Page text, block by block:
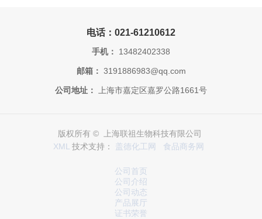
电话：021-61210612
手机： 13482402338
邮箱： 3191886983@qq.com
公司地址： 上海市嘉定区嘉罗公路1661号
版权所有 © 上海联祖生物科技有限公司
XML 技术支持： 盖德化工网 食品商务网
公司首页
公司介绍
公司动态
产品展厅
证书荣誉